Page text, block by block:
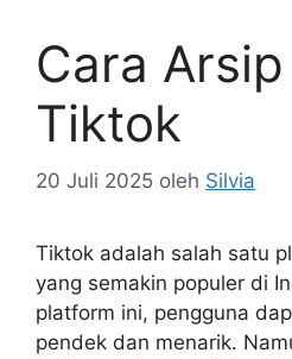
Cara
Tiktok
20 Juli 2025 oleh Silvia
Tiktok adalah salah satu
yang semakin populer di
platform ini, pengguna
pendek dan menarik.